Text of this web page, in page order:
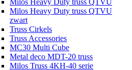
Milos Heavy Duty truss QTVU
Milos Heavy Duty truss QTVU
zwart
Truss Cirkels
Truss Accessories
MC30 Multi Cube
Metal deco MDT-20 truss
Milos Truss 4KH-40 serie